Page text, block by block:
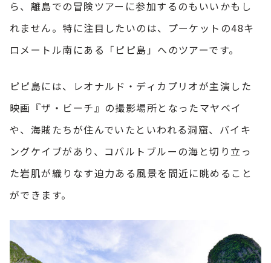
ら、離島での冒険ツアーに参加するのもいいかもし
れません。特に注目したいのは、プーケットの48キ
ロメートル南にある「ピピ島」へのツアーです。
ピピ島には、レオナルド・ディカプリオが主演した
映画『ザ・ビーチ』の撮影場所となったマヤベイ
や、海賊たちが住んでいたといわれる洞窟、バイキ
ングケイブがあり、コバルトブルーの海と切り立っ
た岩肌が織りなす迫力ある風景を間近に眺めること
ができます。